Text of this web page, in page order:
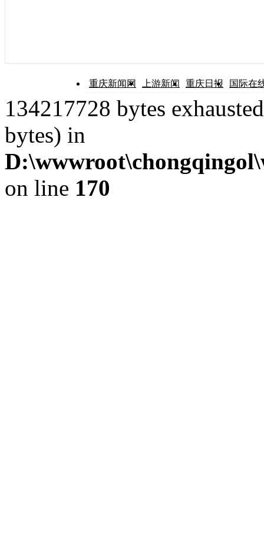
重庆新闻网 上游新闻 重庆日报 国际在
134217728 bytes
bytes) in
on line 170